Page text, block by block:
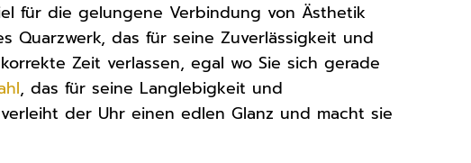
für die gelungene Verbindung von Ästhetik
Quarzwerk, das für seine Zuverlässigkeit und
Zeit verlassen, egal wo Sie sich gerade
, das für seine Langlebigkeit und
der Uhr einen edlen Glanz und macht sie